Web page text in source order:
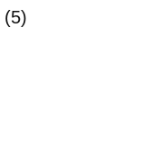
(5)